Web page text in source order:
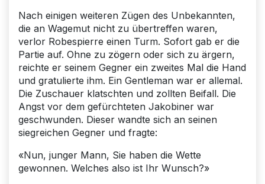
Nach einigen weiteren Zügen des Unbekannten,
die an Wagemut nicht zu übertreffen waren,
verlor Robespierre einen Turm. Sofort gab er die
Partie auf. Ohne zu zögern oder sich zu ärgern,
reichte er seinem Gegner ein zweites Mal die Hand
und gratulierte ihm. Ein Gentleman war er allemal.
Die Zuschauer klatschten und zollten Beifall. Die
Angst vor dem gefürchteten Jakobiner war
geschwunden. Dieser wandte sich an seinen
siegreichen Gegner und fragte:
«Nun, junger Mann, Sie haben die Wette
gewonnen. Welches also ist Ihr Wunsch?»